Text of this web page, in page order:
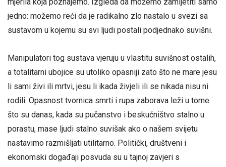
jedno: možemo reći da je radikalno zlo nastalo u svezi sa
sustavom u kojemu su svi ljudi postali podjednako suvišni.
Manipulatori tog sustava vjeruju u vlastitu suvišnost ostalih,
a totalitarni ubojice su utoliko opasniji zato što ne mare jesu
li sami živi ili mrtvi, jesu li ikada živjeli ili se nikada nisu ni
rodili. Opasnost tvornica smrti i rupa zaborava leži u tome
što su danas, kada su pučanstvo i beskućništvo stalno u
porastu, mase ljudi stalno suvišak ako o našem svijetu
nastavimo razmišljati utilitarno. Politički, društveni i
ekonomski događaji posvuda su u tajnoj zavjeri s